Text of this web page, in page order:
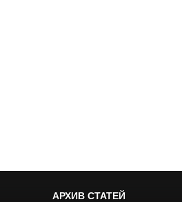
АРХИВ СТАТЕЙ